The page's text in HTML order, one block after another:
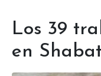
Los 39
en Shabat